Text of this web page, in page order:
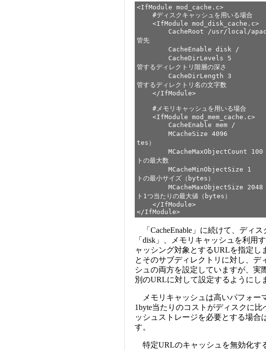
<IfModule mod_cache.c>
#ディスクキャッシュを用いる場合
<IfModule mod_disk_cache.c>
CacheRoot /usr/local/apache2/
管先
CacheEnable disk / #
CacheDirLevels 5 #
管するディレクトリ階層の深さ
CacheDirLength 3 #
管するディレクトリ名の文字数
</IfModule>
#メモリキャッシュを用いる場合
<IfModule mod_mem_cache.c>
CacheEnable mem / #キ
MCacheSize 4096 #キャッ
tes）
MCacheMaxObjectCount 100 #
トの最大数
MCacheMinObjectSize 1 #キ
トの最小サイズ（bytes）
MCacheMaxObjectSize 2048 #
ト1つ当たりの最大値（bytes）
</IfModule>
</IfModule>
「CacheEnable」に続けて、ディ
「disk」、メモリキャッシュを利用
ャッシング対象とするURLを指定し
とそのサブディレクトリに対し、デ
シュの両方を設定していますが、実
別のURLに対して設定するようにし
メモリキャッシュは高いパフォー
1byte当たりのコストがディスクに
ッシュストレージを必要とする場合
す。
特定URLのキャッシュを無効化す